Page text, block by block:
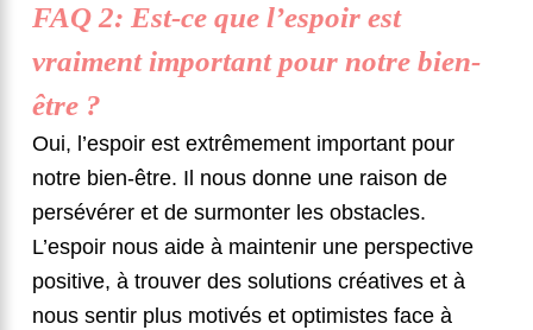
FAQ 2: Est-ce que l’espoir est
vraiment important pour notre bien-
être ?
Oui, l’espoir est extrêmement important pour
notre bien-être. Il nous donne une raison de
persévérer et de surmonter les obstacles.
L’espoir nous aide à maintenir une perspective
positive, à trouver des solutions créatives et à
nous sentir plus motivés et optimistes face à